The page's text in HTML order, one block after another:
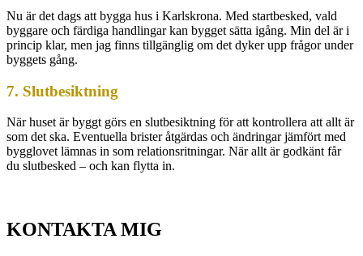
Nu är det dags att bygga hus i Karlskrona. Med startbesked, vald
byggare och färdiga handlingar kan bygget sätta igång. Min del är i
princip klar, men jag finns tillgänglig om det dyker upp frågor under
byggets gång.
7. Slutbesiktning
När huset är byggt görs en slutbesiktning för att kontrollera att allt är
som det ska. Eventuella brister åtgärdas och ändringar jämfört med
bygglovet lämnas in som relationsritningar. När allt är godkänt får
du slutbesked – och kan flytta in.
KONTAKTA MIG